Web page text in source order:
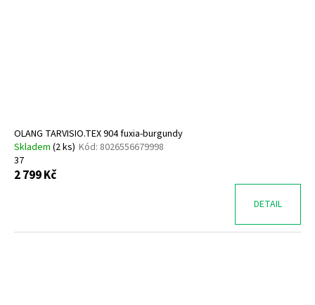
OLANG TARVISIO.TEX 904 fuxia-burgundy
Skladem (2 ks) Kód: 8026556679998
37
2 799 Kč
DETAIL